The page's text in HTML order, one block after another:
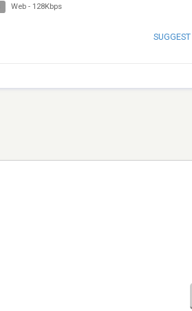
Web - 128Kbps